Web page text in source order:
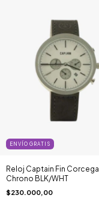
ENVÍO GRATIS
Reloj Captain Fin Corcega
Chrono BLK/WHT
$230.000,00